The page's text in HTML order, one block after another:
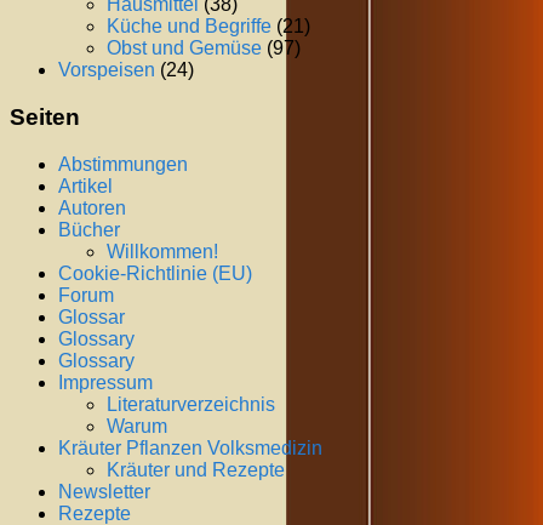
Hausmittel (38)
Küche und Begriffe (21)
Obst und Gemüse (97)
Vorspeisen (24)
Seiten
Abstimmungen
Artikel
Autoren
Bücher
Willkommen!
Cookie-Richtlinie (EU)
Forum
Glossar
Glossary
Glossary
Impressum
Literaturverzeichnis
Warum
Kräuter Pflanzen Volksmedizin
Kräuter und Rezepte
Newsletter
Rezepte